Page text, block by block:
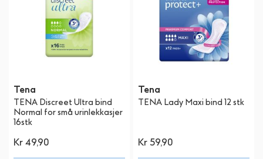
Tena
TENA Discreet Ultra bind
Normal for små urinlekkasjer
16stk
Kr 49,90
Tena
TENA Lady Maxi bind 12 stk
Kr 59,90